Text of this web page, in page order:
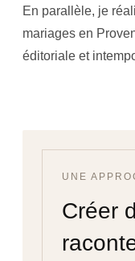
En parallèle, je
mariages en
éditoriale et
UNE
Créer